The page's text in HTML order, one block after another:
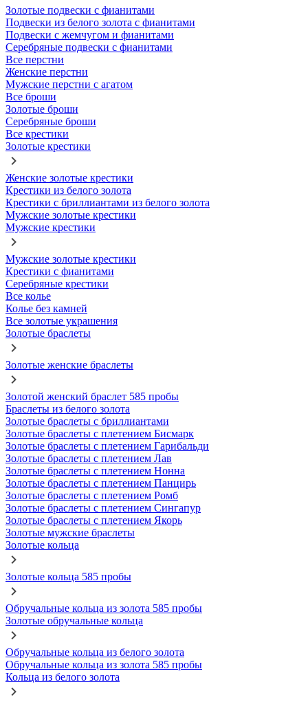
Золотые подвески с фианитами
Подвески из белого золота с фианитами
Подвески с жемчугом и фианитами
Серебряные подвески с фианитами
Все перстни
Женские перстни
Мужские перстни с агатом
Все броши
Золотые броши
Серебряные броши
Все крестики
Золотые крестики
Женские золотые крестики
Крестики из белого золота
Крестики с бриллиантами из белого золота
Мужские золотые крестики
Мужские крестики
Мужские золотые крестики
Крестики с фианитами
Серебряные крестики
Все колье
Колье без камней
Все золотые украшения
Золотые браслеты
Золотые женские браслеты
Золотой женский браслет 585 пробы
Браслеты из белого золота
Золотые браслеты с бриллиантами
Золотые браслеты с плетением Бисмарк
Золотые браслеты с плетением Гарибальди
Золотые браслеты с плетением Лав
Золотые браслеты с плетением Нонна
Золотые браслеты с плетением Панцирь
Золотые браслеты с плетением Ромб
Золотые браслеты с плетением Сингапур
Золотые браслеты с плетением Якорь
Золотые мужские браслеты
Золотые кольца
Золотые кольца 585 пробы
Обручальные кольца из золота 585 пробы
Золотые обручальные кольца
Обручальные кольца из белого золота
Обручальные кольца из золота 585 пробы
Кольца из белого золота